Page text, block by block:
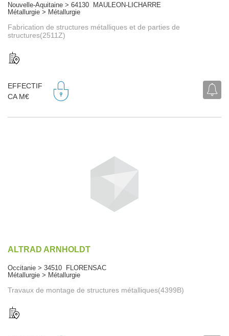
Nouvelle-Aquitaine > 64130 MAULEON-LICHARRE
Métallurgie > Métallurgie
Fabrication de structures métalliques et de parties de
structures(2511Z)
EFFECTIF
CA M€
ALTRAD ARNHOLDT
Occitanie > 34510 FLORENSAC
Métallurgie > Métallurgie
Travaux de montage de structures métalliques(4399B)